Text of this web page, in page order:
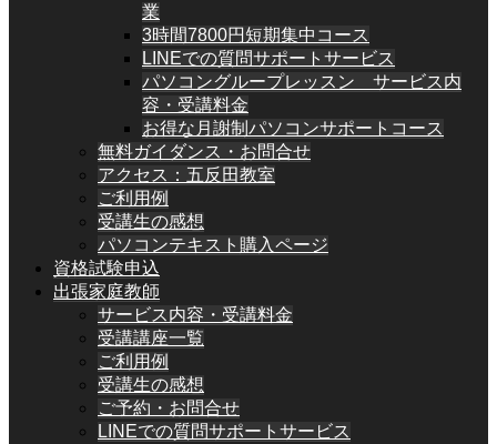
業
3時間7800円短期集中コース
LINEでの質問サポートサービス
パソコングループレッスン サービス内
容・受講料金
お得な月謝制パソコンサポートコース
無料ガイダンス・お問合せ
アクセス：五反田教室
ご利用例
受講生の感想
パソコンテキスト購入ページ
資格試験申込
出張家庭教師
サービス内容・受講料金
受講講座一覧
ご利用例
受講生の感想
ご予約・お問合せ
LINEでの質問サポートサービス